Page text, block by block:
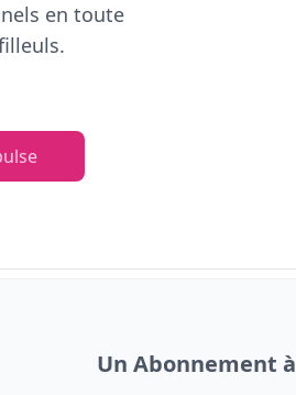
en toute
Un Abonnement à